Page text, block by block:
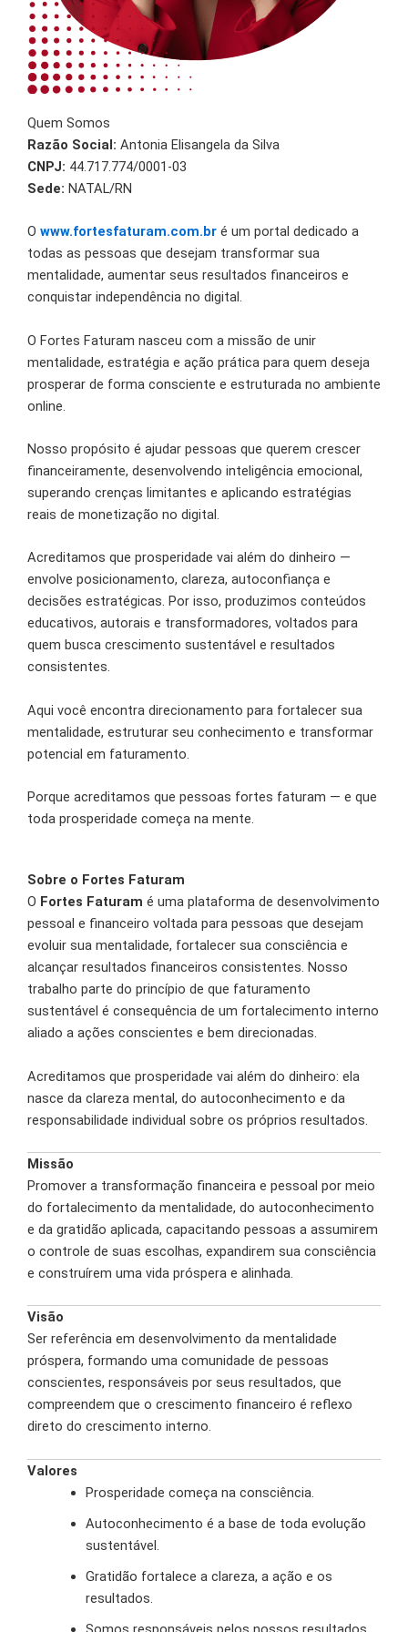
Quem Somos
Razão Social: Antonia Elisangela da Silva
CNPJ: 44.717.774/0001-03
Sede: NATAL/RN
O www.fortesfaturam.com.br é um portal dedicado a
todas as pessoas que desejam transformar sua
mentalidade, aumentar seus resultados financeiros e
conquistar independência no digital.
O Fortes Faturam nasceu com a missão de unir
mentalidade, estratégia e ação prática para quem deseja
prosperar de forma consciente e estruturada no ambiente
online.
Nosso propósito é ajudar pessoas que querem crescer
financeiramente, desenvolvendo inteligência emocional,
superando crenças limitantes e aplicando estratégias
reais de monetização no digital.
Acreditamos que prosperidade vai além do dinheiro —
envolve posicionamento, clareza, autoconfiança e
decisões estratégicas. Por isso, produzimos conteúdos
educativos, autorais e transformadores, voltados para
quem busca crescimento sustentável e resultados
consistentes.
Aqui você encontra direcionamento para fortalecer sua
mentalidade, estruturar seu conhecimento e transformar
potencial em faturamento.
Porque acreditamos que pessoas fortes faturam — e que
toda prosperidade começa na mente.
Sobre o Fortes Faturam
O Fortes Faturam é uma plataforma de desenvolvimento
pessoal e financeiro voltada para pessoas que desejam
evoluir sua mentalidade, fortalecer sua consciência e
alcançar resultados financeiros consistentes. Nosso
trabalho parte do princípio de que faturamento
sustentável é consequência de um fortalecimento interno
aliado a ações conscientes e bem direcionadas.
Acreditamos que prosperidade vai além do dinheiro: ela
nasce da clareza mental, do autoconhecimento e da
responsabilidade individual sobre os próprios resultados.
Missão
Promover a transformação financeira e pessoal por meio
do fortalecimento da mentalidade, do autoconhecimento
e da gratidão aplicada, capacitando pessoas a assumirem
o controle de suas escolhas, expandirem sua consciência
e construírem uma vida próspera e alinhada.
Visão
Ser referência em desenvolvimento da mentalidade
próspera, formando uma comunidade de pessoas
conscientes, responsáveis por seus resultados, que
compreendem que o crescimento financeiro é reflexo
direto do crescimento interno.
Valores
Prosperidade começa na consciência.
Autoconhecimento é a base de toda evolução
sustentável.
Gratidão fortalece a clareza, a ação e os
resultados.